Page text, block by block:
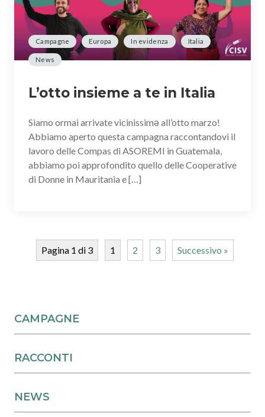
Campagne Europa In evidenza Italia
News
L’otto insieme a te in Italia
Siamo ormai arrivate vicinissimə all’otto marzo!
Abbiamo aperto questa campagna raccontandovi il
lavoro delle Compas di ASOREMI in Guatemala,
abbiamo poi approfondito quello delle Cooperative
di Donne in Mauritania e […]
Pagina 1 di 3 1 2 3 Successivo »
CAMPAGNE
RACCONTI
NEWS